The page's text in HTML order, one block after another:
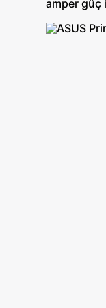
amper güç